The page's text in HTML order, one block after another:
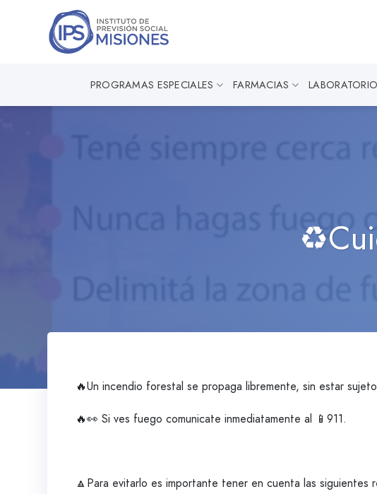
PROGRAMAS ESPECIALES FARMACIAS LABORATORIO
🔥Un incendio forestal se propaga libremente, sin estar
🔥👀 Si ves fuego comunicate inmediatamente al 📱911.
🔼Para evitarlo es importante tener en cuenta las siguientes